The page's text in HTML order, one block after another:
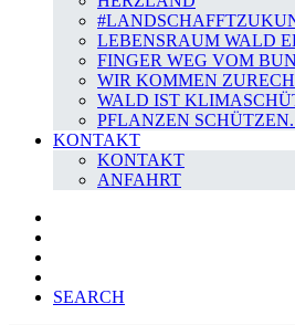
LEBENSRAUM WALD
FINGER WEG VOM
WIR KOMMEN
WALD IST
PFLANZEN
KONTAKT
KONTAKT
ANFAHRT
SEARCH